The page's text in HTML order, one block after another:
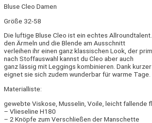
Bluse Cleo Damen
Größe 32-58
Die luftige Bluse Cleo ist ein echtes
den Ärmeln und die Blende am Ausschnitt
verleihen ihr einen ganz klassischen Look, der
nach Stoffauswahl kannst du Cleo aber auch
ganz lässig mit Leggings kombinieren. Dank
eignet sie sich zudem wunderbar für warme Tage.
Materialliste:
gewebte Viskose, Musselin, Voile, leicht fallende
– Vlieseline H180
– 2 Knöpfe zum Verschließen der Manschette